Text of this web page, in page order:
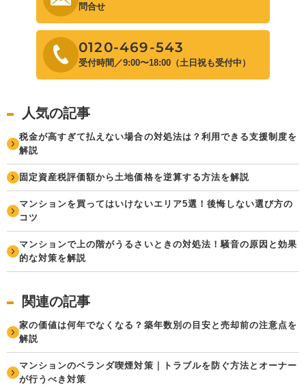
問合せ
0120-469-543
受付時間／9:00〜18:00（土日祝も受付中）
人気の記事
税金が高すぎて払えない場合の対処法は？利用できる支援制度を
解説
固定資産税評価額から土地価格を逆算する方法を解説
マンションを買ってはいけないエリア5選！後悔しない選び方の
コツ
マンションで上の階がうるさいときの対処法！騒音の原因と効果
的な対策を解説
関連の記事
家の価値は何年でなくなる？築年数別の目安と売却前の注意点を
解説
マンションのベランダ喫煙対策｜トラブルを防ぐ方法とオーナー
が行うべき対策